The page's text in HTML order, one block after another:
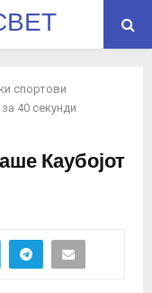
спортови
40 секунди
Каубојот